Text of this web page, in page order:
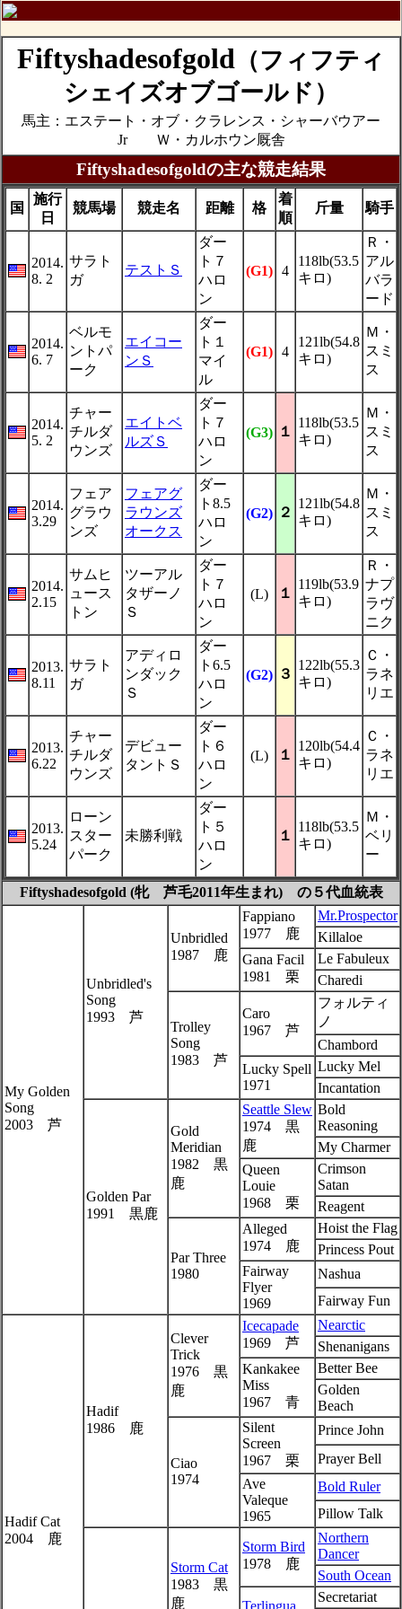
Fiftyshadesofgold （フィフティ
シェイズオブゴールド）
馬主：エステート・オブ・クラレンス・シャーバウアー
Jr Ｗ・カルホウン厩舎
Fiftyshadesofgoldの主な競走結果
国
施行
日
競馬場 競走名 距離 格
着
順
斤量 騎手
2014.
8. 2
サラト
ガ
テストＳ
ダー
ト７
ハロ
ン
(G1) 4
118lb(53.5
キロ)
Ｒ・
アル
バラ
ード
2014.
6. 7
ベルモ
ントパ
ーク
エイコー
ンＳ
ダー
ト１
マイ
ル
(G1) 4
121lb(54.8
キロ)
Ｍ・
スミ
ス
2014.
5. 2
チャー
チルダ
ウンズ
エイトベ
ルズＳ
ダー
ト７
ハロ
ン
(G3) １
118lb(53.5
キロ)
Ｍ・
スミ
ス
2014.
3.29
フェア
グラウ
ンズ
フェアグ
ラウンズ
オークス
ダー
ト8.5
ハロ
ン
(G2) ２
121lb(54.8
キロ)
Ｍ・
スミ
ス
2014.
2.15
サムヒ
ュース
トン
ツーアル
タザーノ
Ｓ
ダー
ト７
ハロ
ン
(L) １
119lb(53.9
キロ)
Ｒ・
ナプ
ラヴ
ニク
2013.
8.11
サラト
ガ
アディロ
ンダック
Ｓ
ダー
ト6.5
ハロ
ン
(G2) ３
122lb(55.3
キロ)
Ｃ・
ラネ
リエ
2013.
6.22
チャー
チルダ
ウンズ
デビュー
タントＳ
ダー
ト６
ハロ
ン
(L) １
120lb(54.4
キロ)
Ｃ・
ラネ
リエ
2013.
5.24
ローン
スター
パーク
未勝利戦
ダー
ト５
ハロ
ン
１
118lb(53.5
キロ)
Ｍ・
ベリ
ー
Fiftyshadesofgold (牝 芦毛2011年生まれ) の５代血統表
My Golden
Song
2003 芦
Unbridled's
Song
1993 芦
Unbridled
1987 鹿
Fappiano
1977 鹿
Mr.Prospector
Killaloe
Gana Facil
1981 栗
Le Fabuleux
Charedi
Trolley
Song
1983 芦
Caro
1967 芦
フォルティ
ノ
Chambord
Lucky Spell
1971
Lucky Mel
Incantation
Golden Par
1991 黒鹿
Gold
Meridian
1982 黒
鹿
Seattle Slew
1974 黒
鹿
Bold
Reasoning
My Charmer
Queen
Louie
1968 栗
Crimson
Satan
Reagent
Par Three
1980
Alleged
1974 鹿
Hoist the Flag
Princess Pout
Fairway
Flyer
1969
Nashua
Fairway Fun
Hadif Cat
2004 鹿
Hadif
1986 鹿
Clever
Trick
1976 黒
鹿
Icecapade
1969 芦
Nearctic
Shenanigans
Kankakee
Miss
1967 青
Better Bee
Golden
Beach
Ciao
1974
Silent
Screen
1967 栗
Prince John
Prayer Bell
Ave
Valeque
1965
Bold Ruler
Pillow Talk
Storm Cat
1983 黒
鹿
Storm Bird
1978 鹿
Northern
Dancer
South Ocean
Terlingua
Secretariat